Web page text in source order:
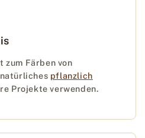
zum Färben von
pflanzlich
Projekte verwenden.